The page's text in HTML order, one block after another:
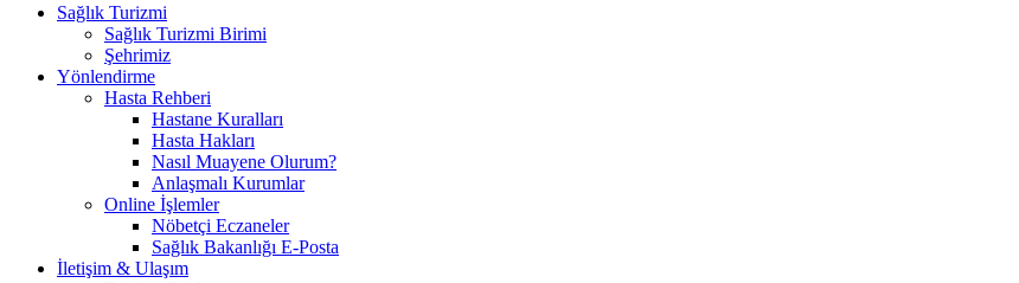
Sağlık Turizmi
Sağlık Turizmi Birimi
Şehrimiz
Yönlendirme
Hasta Rehberi
Hastane Kuralları
Hasta Hakları
Nasıl Muayene Olurum?
Anlaşmalı Kurumlar
Online İşlemler
Nöbetçi Eczaneler
Sağlık Bakanlığı E-Posta
İletişim & Ulaşım